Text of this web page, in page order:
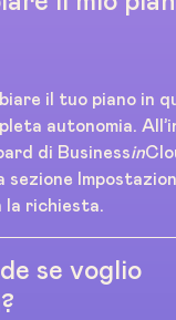
il tuo piano in
autonomia.
di Businessin
sezione
la richiesta.
se voglio